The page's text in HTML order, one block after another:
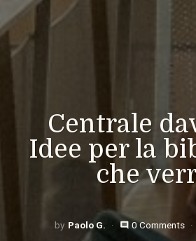
Centrale
Idee per la
che
Paolo G. comment 0 Comments